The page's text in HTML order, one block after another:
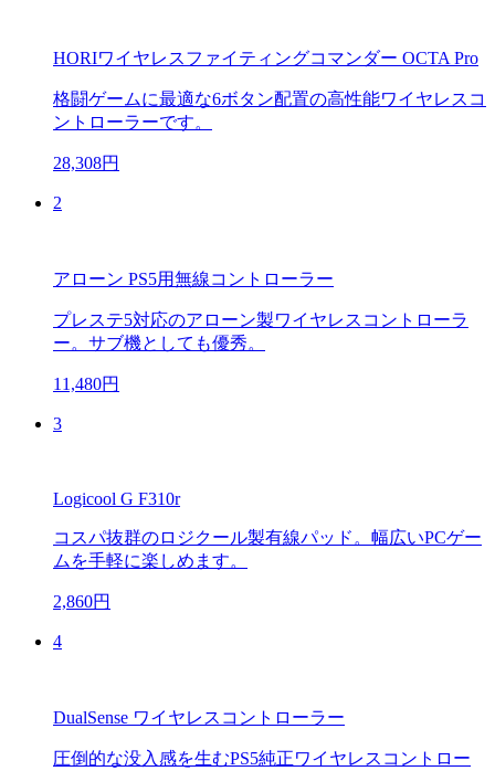
HORIワイヤレスファイティングコマンダー OCTA Pro
格闘ゲームに最適な6ボタン配置の高性能ワイヤレスコ
ントローラーです。
28,308円
2
アローン PS5用無線コントローラー
プレステ5対応のアローン製ワイヤレスコントローラ
ー。サブ機としても優秀。
11,480円
3
Logicool G F310r
コスパ抜群のロジクール製有線パッド。幅広いPCゲー
ムを手軽に楽しめます。
2,860円
4
DualSense ワイヤレスコントローラー
圧倒的な没入感を生むPS5純正ワイヤレスコントロー